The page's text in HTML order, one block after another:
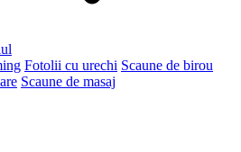
Fotolii cu urechi Scaune de birou
Scaune de masaj